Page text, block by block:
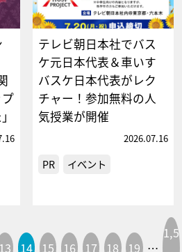
テレビ朝日本社でバス
ケ元日本代表＆車いす
バスケ日本代表がレク
チャー！参加無料の人
気授業が開催
2026.07.16
PR イベント
13 14 15 16 17 18 19 …
1,5